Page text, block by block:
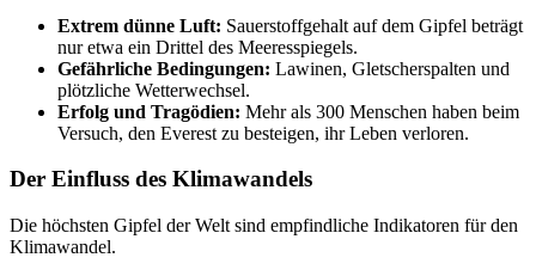
Extrem dünne Luft: Sauerstoffgehalt auf dem Gipfel beträgt
nur etwa ein Drittel des Meeresspiegels.
Gefährliche Bedingungen: Lawinen, Gletscherspalten und
plötzliche Wetterwechsel.
Erfolg und Tragödien: Mehr als 300 Menschen haben beim
Versuch, den Everest zu besteigen, ihr Leben verloren.
Der Einfluss des Klimawandels
Die höchsten Gipfel der Welt sind empfindliche Indikatoren für den
Klimawandel.